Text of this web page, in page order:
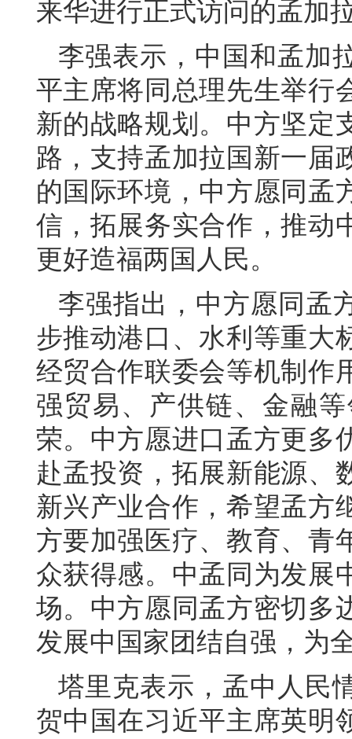
来华进行正式访问的孟加
李强表示，中国和孟加
平主席将同总理先生举行
新的战略规划。中方坚定
路，支持孟加拉国新一届
的国际环境，中方愿同孟
信，拓展务实合作，推动
更好造福两国人民。
李强指出，中方愿同孟
步推动港口、水利等重大
经贸合作联委会等机制作
强贸易、产供链、金融
荣。中方愿进口孟方更多
赴孟投资，拓展新能源、
新兴产业合作，希望孟方
方要加强医疗、教育、青
众获得感。中孟同为发展
场。中方愿同孟方密切多
发展中国家团结自强，为
塔里克表示，孟中人民
贺中国在习近平主席英明